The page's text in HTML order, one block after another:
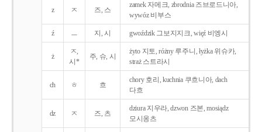
z ㅈ 즈, 스
zamek 자메크, zbrodnia 즈브로드니아,
wywóz 비부스
ź ㅡ 지, 시 gwoździk 그보지지크, więź 비엥시
ż
ㅈ,
시*
주, 슈, 시
żyto 지토, różny 루주니, łyżka 위슈카,
straż 스트라시
ch ㅎ 흐
chory 호리, kuchnia 쿠흐니아, dach
다흐
dz ㅈ 즈, 츠
dziura 지우라, dzwon 즈본, mosiądz
모시옹츠